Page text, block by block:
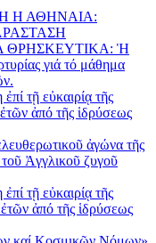
Η ΑΘΗΝΑΙΑ:
ΘΡΗΣΚΕΥΤΙΚΑ: Ἡ
γιά τό μάθημα
τῇ εὐκαιρίᾳ τῆς
ἀπό τῆς ἱδρύσεως
ἀγώνα τῆς
Ἀγγλικοῦ ζυγοῦ
τῇ εὐκαιρίᾳ τῆς
ἀπό τῆς ἱδρύσεως